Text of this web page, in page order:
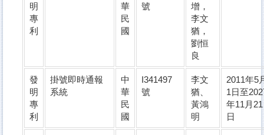
明
專
利
華
民
國
號
增，
李文
猶，
劉恒
良
發
明
專
利
掛號即時通報
系統
中
華
民
國
I341497
號
李文
猶、
黃鴻
明
2011年5
1日至
年11月21
日